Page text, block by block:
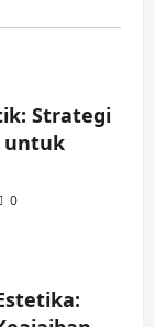
Strategi
untuk
0